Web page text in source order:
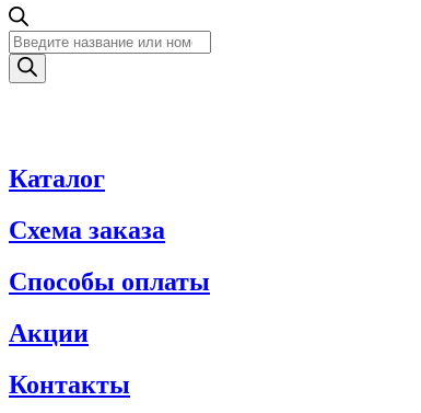
Поиск
товаров
Каталог
Схема заказа
Способы оплаты
Акции
Контакты